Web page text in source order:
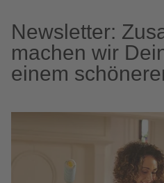
Newsletter:
machen wir
einem